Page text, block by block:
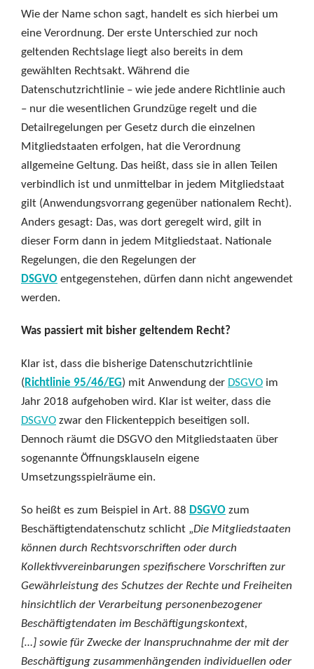
Wie der Name schon sagt, handelt es sich hierbei um
eine Verordnung. Der erste Unterschied zur noch
geltenden Rechtslage liegt also bereits in dem
gewählten Rechtsakt. Während die
Datenschutzrichtlinie – wie jede andere Richtlinie auch
– nur die wesentlichen Grundzüge regelt und die
Detailregelungen per Gesetz durch die einzelnen
Mitgliedstaaten erfolgen, hat die Verordnung
allgemeine Geltung. Das heißt, dass sie in allen Teilen
verbindlich ist und unmittelbar in jedem Mitgliedstaat
gilt (Anwendungsvorrang gegenüber nationalem Recht).
Anders gesagt: Das, was dort geregelt wird, gilt in
dieser Form dann in jedem Mitgliedstaat. Nationale
Regelungen, die den Regelungen der
DSGVO entgegenstehen, dürfen dann nicht angewendet
werden.
Was passiert mit bisher geltendem Recht?
Klar ist, dass die bisherige Datenschutzrichtlinie
( Richtlinie 95/46/EG) mit Anwendung der DSGVO im
Jahr 2018 aufgehoben wird. Klar ist weiter, dass die
DSGVO zwar den Flickenteppich beseitigen soll.
Dennoch räumt die DSGVO den Mitgliedstaaten über
sogenannte Öffnungsklauseln eigene
Umsetzungsspielräume ein.
So heißt es zum Beispiel in Art. 88 DSGVO zum
Beschäftigtendatenschutz schlicht „Die Mitgliedstaaten
können durch Rechtsvorschriften oder durch
Kollektivvereinbarungen spezifischere Vorschriften zur
Gewährleistung des Schutzes der Rechte und Freiheiten
hinsichtlich der Verarbeitung personenbezogener
Beschäftigtendaten im Beschäftigungskontext,
[…] sowie für Zwecke der Inanspruchnahme der mit der
Beschäftigung zusammenhängenden individuellen oder